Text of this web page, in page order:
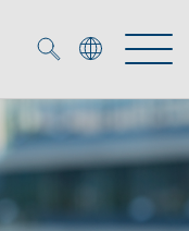
Merkzettel (